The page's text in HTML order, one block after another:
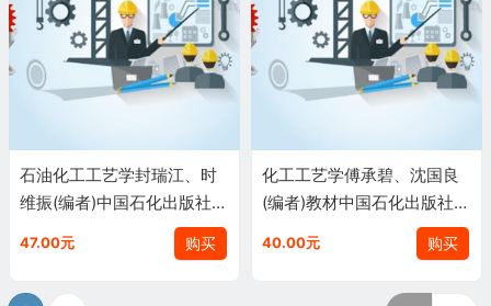
石油化工工艺学封瑞江、时
维振(编者)中国石化出版社9
47.00元 购买
化工工艺学傅承碧、沈国良
(编者)教材中国石化出版社9
40.00元 购买